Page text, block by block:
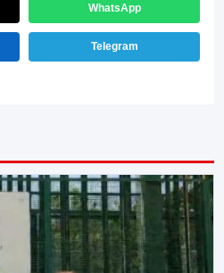
WhatsApp
Telegram